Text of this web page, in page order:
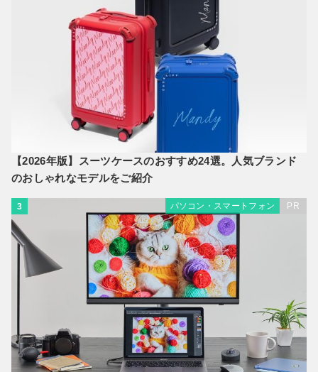
【2026年版】スーツケースのおすすめ24選。人気ブランド
のおしゃれなモデルをご紹介
3 パソコン・スマートフォン PR